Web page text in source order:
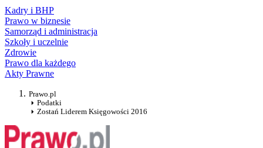
Kadry i BHP
Prawo w biznesie
Samorząd i administracja
Szkoły i uczelnie
Zdrowie
Prawo dla każdego
Akty Prawne
Prawo.pl
Podatki
Zostań Liderem Księgowości 2016